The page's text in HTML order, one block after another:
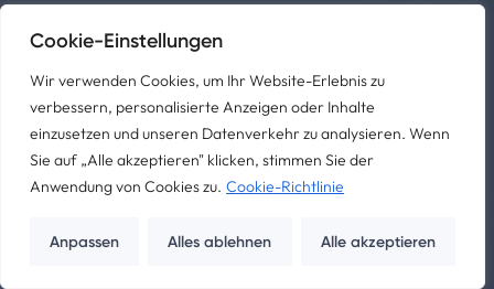
Cookie-Einstellungen
Wir verwenden Cookies, um Ihr Website-Erlebnis zu
verbessern, personalisierte Anzeigen oder Inhalte
einzusetzen und unseren Datenverkehr zu analysieren. Wenn
Sie auf „Alle akzeptieren" klicken, stimmen Sie der
Anwendung von Cookies zu. Cookie-Richtlinie
Anpassen Alles ablehnen Alle akzeptieren